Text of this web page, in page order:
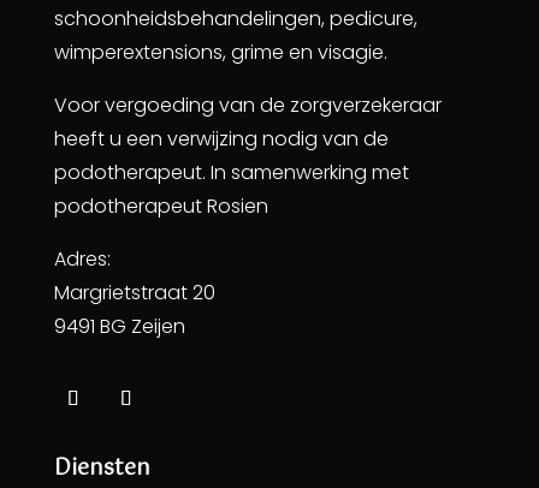
schoonheidsbehandelingen, pedicure,
wimperextensions, grime en visagie.
Voor vergoeding van de zorgverzekeraar
heeft u een verwijzing nodig van de
podotherapeut. In samenwerking met
podotherapeut Rosien
Adres:
Margrietstraat 20
9491 BG Zeijen
Diensten